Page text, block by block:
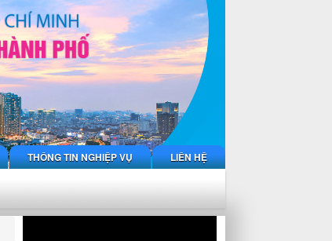
THÔNG TIN NGHIỆP VỤ LIÊN HỆ